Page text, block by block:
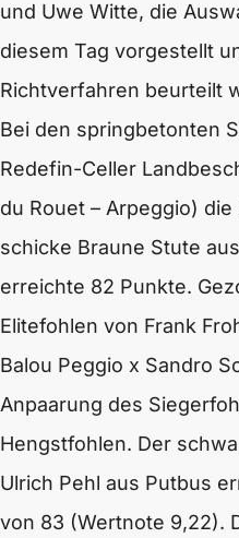
und Uwe Witte, die
diesem Tag vorgestellt
Richtverfahren beurteilt
Bei den springbetonten
Redefin-Celler
du Rouet – Arpeggio)
schicke Braune Stute
erreichte 82 Punkte.
Elitefohlen von Frank
Balou Peggio x Sandro
Anpaarung des
Hengstfohlen. Der
Ulrich Pehl aus Putbus
von 83 (Wertnote 9,22).